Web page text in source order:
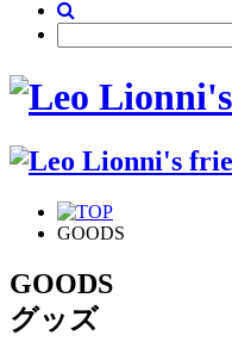
GOODS
GOODS
グッズ